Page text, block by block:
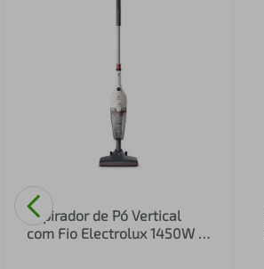
Aspirador de Pó Vertical
com Fio Electrolux 1450W 2